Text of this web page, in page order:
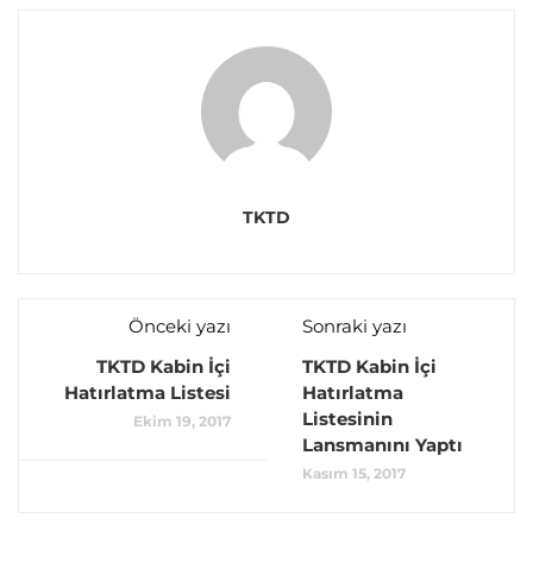
TKTD
Önceki yazı
TKTD Kabin İçi
Hatırlatma Listesi
Ekim 19, 2017
Sonraki yazı
TKTD Kabin İçi
Hatırlatma
Listesinin
Lansmanını Yaptı
Kasım 15, 2017